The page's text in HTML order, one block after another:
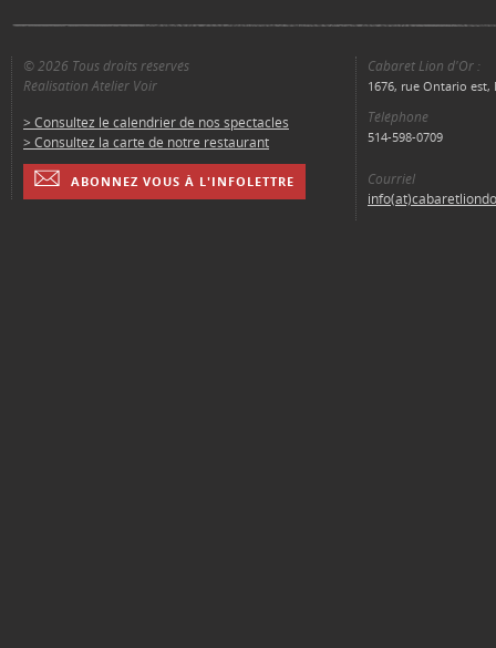
© 2026 Tous droits réservés
Réalisation Atelier Voir
> Consultez le calendrier de nos spectacles
> Consultez la carte de notre restaurant
ABONNEZ VOUS À L'INFOLETTRE
Cabaret Lion d'Or :
1676, rue Ontario est,
Téléphone
514-598-0709
Courriel